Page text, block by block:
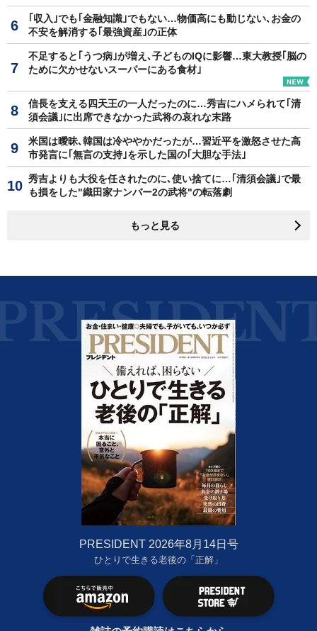
｢収入｣でも｢金融知識｣でもない…物価高にも動じない､お金の
不安を解消する｢最強資産｣の正体
不足すると｢うつ病｣が増え､子どものIQに影響…東大教授｢脳の
ために欠かせないスーパーにある食材｣
信長を支える四天王の一人だったのに…秀吉にハメられて｢清
須会議｣に出席できなかった武将の哀れな末路
米国は曖昧､韓国は冷ややかだったが…習近平を激怒させた高
市発言に｢無言の支持｣を示した国の｢大胆な手法｣
秀吉よりも大役を任されたのに､使い捨てに…｢清須会議｣で最
も損をした"織田家ナンバー2の武将"の転落劇
もっと見る
PRESIDENT 2026年8月14日号
ひとりで生きる老後の「正解」